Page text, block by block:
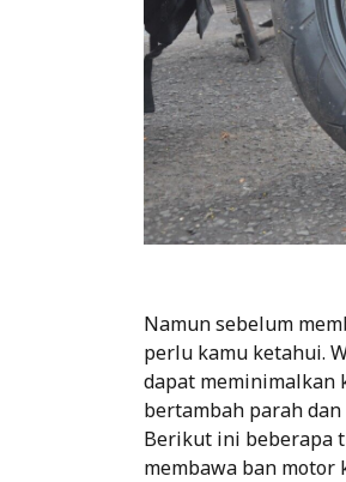
Namun sebelum
perlu kamu ketahui.
dapat meminimalkan
bertambah parah
Berikut ini beberapa
membawa ban motor